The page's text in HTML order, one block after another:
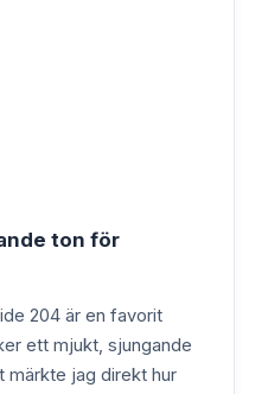
ton för
204 är en favorit
ett mjukt, sjungande
märkte jag direkt hur